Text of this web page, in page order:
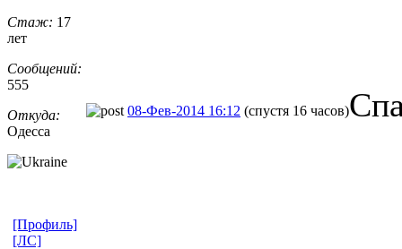
Стаж: 17
лет
Сообщений:
555
Откуда:
Одесса
08-Фев-2014 16:12 (спустя 16 часов)
[Профиль]
[ЛС]